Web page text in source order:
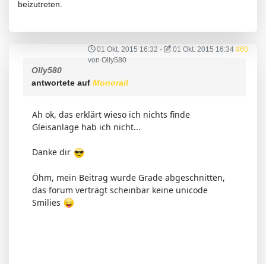
beizutreten.
01 Okt. 2015 16:32 - 01 Okt. 2015 16:34 #60
von Olly580
Olly580
antwortete auf Monorail
Ah ok, das erklärt wieso ich nichts finde
Gleisanlage hab ich nicht...
Danke dir
Öhm, mein Beitrag wurde Grade abgeschnitten,
das forum verträgt scheinbar keine unicode
Smilies